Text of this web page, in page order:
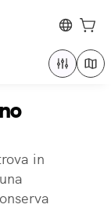
in